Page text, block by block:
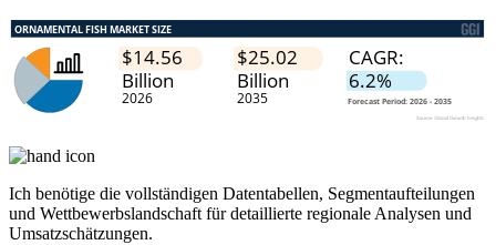
Ich benötige die vollständigen Datentabellen, Segmentaufteilungen
und Wettbewerbslandschaft für detaillierte regionale Analysen und
Umsatzschätzungen.